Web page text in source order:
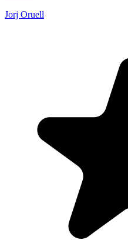
Jorj Oruell